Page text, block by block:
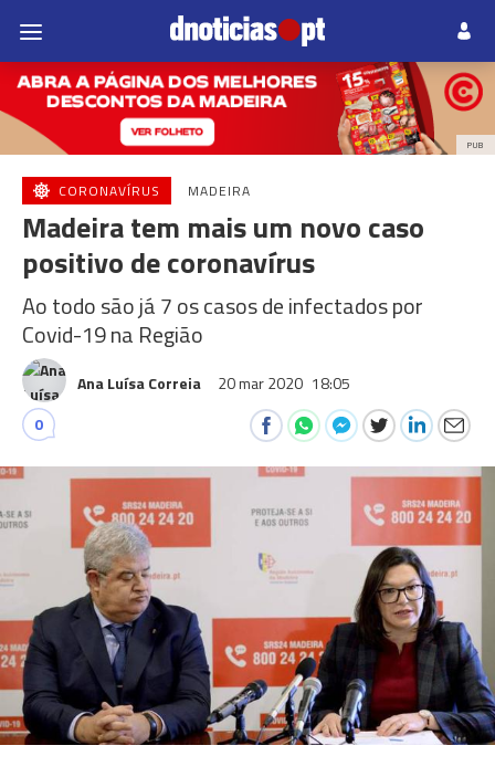
PUB
CORONAVÍRUS MADEIRA
Madeira tem mais um novo caso
positivo de coronavírus
Ao todo são já 7 os casos de infectados por
Covid-19 na Região
Ana Luísa Correia 20 mar 2020 18:05
0